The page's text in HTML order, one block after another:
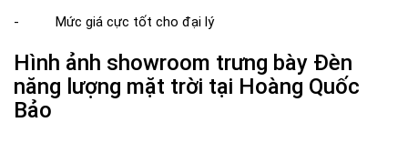
- Mức giá cực tốt cho đại lý
Hình ảnh showroom trưng bày Đèn
năng lượng mặt trời tại Hoàng Quốc
Bảo